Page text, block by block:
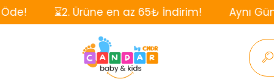
⌛2. Ürüne en az 65₺ İndirim! Aynı Gün,